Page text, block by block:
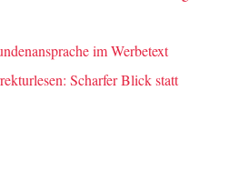
im Werbetext
Scharfer Blick statt